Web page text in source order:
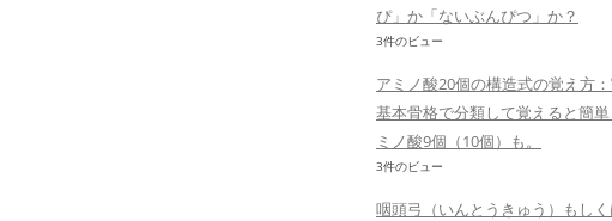
ぴ」か「ないぶんぴつ」か？
3件のビュー
アミノ酸20個の構造式の覚え方
基本骨格で分類して覚えると簡
ミノ酸9個（10個）も。
3件のビュー
咽頭弓（いんとうきゅう）もしく